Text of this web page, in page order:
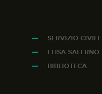
SERVIZIO CIVILE
ELISA SALERNO
BIBLIOTECA